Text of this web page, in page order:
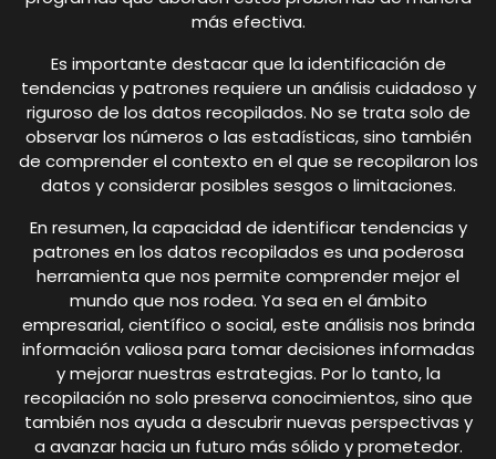
más efectiva.
Es importante destacar que la identificación de
tendencias y patrones requiere un análisis cuidadoso y
riguroso de los datos recopilados. No se trata solo de
observar los números o las estadísticas, sino también
de comprender el contexto en el que se recopilaron los
datos y considerar posibles sesgos o limitaciones.
En resumen, la capacidad de identificar tendencias y
patrones en los datos recopilados es una poderosa
herramienta que nos permite comprender mejor el
mundo que nos rodea. Ya sea en el ámbito
empresarial, científico o social, este análisis nos brinda
información valiosa para tomar decisiones informadas
y mejorar nuestras estrategias. Por lo tanto, la
recopilación no solo preserva conocimientos, sino que
también nos ayuda a descubrir nuevas perspectivas y
a avanzar hacia un futuro más sólido y prometedor.